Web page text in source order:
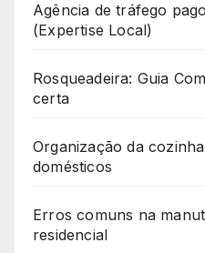
Agência de tráfego
(Expertise Local)
Rosqueadeira: Guia
certa
Organização da
domésticos
Erros comuns na
residencial